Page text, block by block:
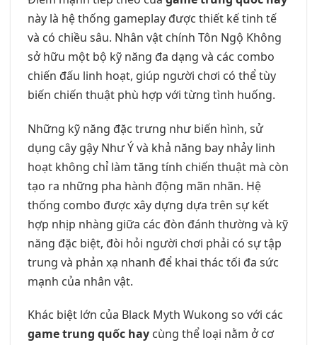
này là hệ thống gameplay được thiết kế tinh tế
và có chiều sâu. Nhân vật chính Tôn Ngộ Không
sở hữu một bộ kỹ năng đa dạng và các combo
chiến đấu linh hoạt, giúp người chơi có thể tùy
biến chiến thuật phù hợp với từng tình huống.
Những kỹ năng đặc trưng như biến hình, sử
dụng cây gậy Như Ý và khả năng bay nhảy linh
hoạt không chỉ làm tăng tính chiến thuật mà còn
tạo ra những pha hành động mãn nhãn. Hệ
thống combo được xây dựng dựa trên sự kết
hợp nhịp nhàng giữa các đòn đánh thường và kỹ
năng đặc biệt, đòi hỏi người chơi phải có sự tập
trung và phản xạ nhanh để khai thác tối đa sức
mạnh của nhân vật.
Khác biệt lớn của Black Myth Wukong so với các
game trung quốc hay cùng thể loại nằm ở cơ